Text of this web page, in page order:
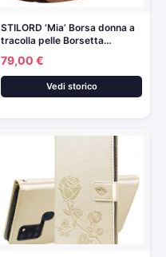
STILORD ‘Mia’ Borsa donna a
tracolla pelle Borsetta…
79,00 €
Vedi storico